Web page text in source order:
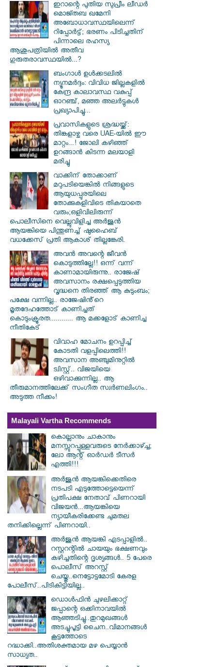
ഇറാന്റെ പുതിയ സുപ്രീം ലീഡർ
മൊജ്തബ ഖമേനി
അബോധാവസ്ഥയിലെന്ന്
റിപ്പോർട്ട്; ഭരണം പിടിച്ചതിന്
പിന്നാലെ രഹസ്യ
ആശുപത്രിയിൽ അതീവ
ഗുരുതരാവസ്ഥയിൽ...?
ബംഗാൾ ഉൾക്കടലിൽ
ന്യൂനമർദ്ദം: വിവിധ ജില്ലകളിൽ
കേന്ദ്ര കാലാവസ്ഥ വകുപ്പ്
ഓറഞ്ച്, മഞ്ഞ അലർട്ടുകൾ
പ്രഖ്യാപിച്ചു...
പ്രവാസികളുടെ ശ്രദ്ധയ്ക്ക്:
തിങ്കളാഴ്ച വരെ UAE-യിൽ ഈ
മാറ്റം...! ജോലി കഴിഞ്ഞ്
ഉറങ്ങാൻ കിടന്ന മലയാളി
മരിച്ചു
വാക്കിന് തോക്കാണ്
മറുപടിയെങ്കിൽ നിങ്ങളുടെ
ആയുധപ്പുരയിലെ
തോക്കുകളിവിടെ തികയാതെ
വരും;ഒളിവിലിരുന്ന്
പൊലീസിനെ വെല്ലുവിളിച്ച അർജുൻ
ആയങ്കിയെ പിന്തുണച്ച് ഷുഹൈബ്
വധക്കേസ് പ്രതി ആകാശ് തില്ലങ്കേരി.
അവൻ അവന്റെ ജീവൻ
കൊടുത്തില്ലേ!! ഒന്ന് വന്ന്
കാണാമായിരുന്നു.. രാജേഷ്
അവസാനം രക്ഷപ്പെടുത്തിയ
വൃദ്ധനെ തിരഞ്ഞ് ആ കുടുംബം;
പക്ഷേ വന്നില്ല.. രാജേഷിൻ്റെ
മൃതദേഹത്തോട് കാണിച്ചത്
കൊടുംക്രൂരത............ ആ മക്കളോട് കാണിച്ച
നീതികേട്
വിവാഹ മോചനം ഉറപ്പിച്ച്
കോടതി വളപ്പിലെത്തി!!
അവസാന അഞ്ചുമിനുറ്റിൽ
ട്വിസ്റ്റ്.. വിജയിയെ
ഒഴിവാക്കുന്നില്ല.. ആ
തീരുമാനത്തിലേക്ക് സംഗീത സ്വർണലിംഗം..
അടുത്ത നീക്കം!
Malayali Vartha Recommends
കൊല്ലാനും ചാകാനും
മനസ്സുറപ്പുള്ളവരുടെ നേർക്കാഴ്ച്ച;
ലോ ആന്റ് ഓർഡർ ടീസർ
എത്തി!!!
അർജുൻ ആയങ്കിക്കെതിരെ
നടപടി എടുത്തോട്ടെയെന്ന്
പ്രതിപക്ഷ നേതാവ് പിണറായി
വിജയൻ...ആയങ്കിയെ
ന്യായീകരിക്കേണ്ട ചുമതല
തനിക്കില്ലെന്ന് പിണറായി..
അർജുൻ ആയങ്കി എടപ്പാളിൽ..
റസ്റ്ററന്റിൽ ചായയും ഭക്ഷണവും
കഴിച്ചതിന്റെ ദൃശ്യങ്ങൾ.. 5 പേരെ
പൊലീസ് അറസ്റ്റ്
ചെയ്തു..നെട്ടോട്ടമോടി കേരള
പോലീസ്..പിടികിട്ടിയില്ല..
ഡൊൾഫിൻ ചുഴലിക്കാറ്റ്
ജപ്പാന്റെ ഒക്കിനാവയിൽ
ആഞ്ഞടിച്ചു..തുറമുഖങ്ങൾ
അടച്ചുപൂട്ടി ചൈന..വിമാനങ്ങൾ
കൂട്ടത്തോടെ
റദ്ധാക്കി..അതിശക്തമായ മഴ പെയ്യാൻ
സാധ്യത..